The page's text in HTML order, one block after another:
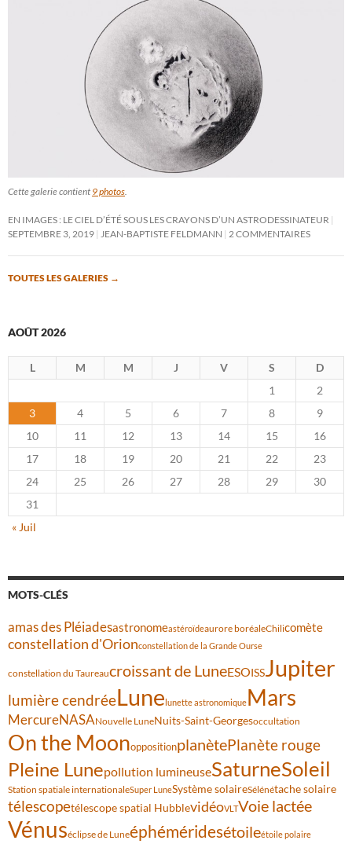
Cette galerie contient 9 photos
EN IMAGES : LE CIEL D’ÉTÉ SOUS LES CRAYONS D’UN ASTRODESSINATEUR
SEPTEMBRE 3, 2019
JEAN-BAPTISTE FELDMANN 2 COMMENTAIRES
TOUTES LES GALERIES →
AOÛT 2026
L M M J V S
D
1
2
3
4 5 6 7 8
9
10
11 12 13 14 15
16
17
18 19 20 21 22
23
24
25 26 27 28 29
30
31
« Juil
MOTS-CLÉS
amas des Pléiadesastronomeastéroïdeaurore boréaleChilicomète
constellation d'Orionconstellation de la Grande Ourse
constellation du Taureaucroissant de LuneESOISSJupiter
lumière cendréeLunelunette astronomiqueMars
MercureNASANouvelle LuneNuits-Saint-Georgesoccultation
On the MoonoppositionplanètePlanète rouge
Pleine Lunepollution lumineuseSaturneSoleil
Station spatiale internationaleSuper LuneSystème solaireSélénétache solaire
télescopetélescope spatial HubblevidéoVLTVoie lactée
Vénuséclipse de Luneéphéméridesétoileétoile polaire